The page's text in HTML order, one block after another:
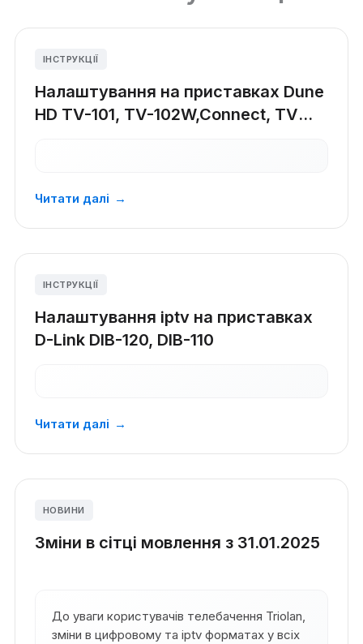
ІНСТРУКЦІЇ
Налаштування на приставках Dune
HD TV-101, TV-102W,Connect, TV
Читати далі →
ІНСТРУКЦІЇ
Налаштування iptv на приставках
D-Link DIB-120, DIB-110
Читати далі →
НОВИНИ
Зміни в сітці мовлення з 31.01.2025
До уваги користувачів телебачення Triolan,
зміни в цифровому та iptv форматах у всіх